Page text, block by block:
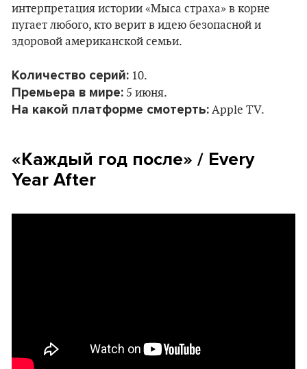
интерпретация истории «Мыса страха» в корне
пугает любого, кто верит в идею безопасной и
здоровой американской семьи.
Количество серий: 10.
Премьера в мире: 5 июня.
На какой платформе смотерть: Apple TV.
«Каждый год после» / Every
Year After